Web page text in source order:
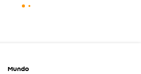
Mundo